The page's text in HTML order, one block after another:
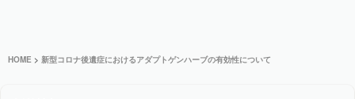
HOME > 新型コロナ後遺症におけるアダプトゲンハーブの有効性について